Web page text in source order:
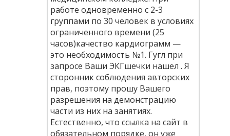
работе одновременно с 2-3
группами по 30 человек в условиях
ограниченного времени (25
часов)качество кардиограмм —
это необходимость №1. Гугл при
запросе Ваши ЭКГшечки нашел . Я
сторонник соблюдения авторских
прав, поэтому прошу Вашего
разрешения на демонстрацию
части из них на занятиях.
Естественно, что ссылка на сайт в
обязательном порядке, он уже